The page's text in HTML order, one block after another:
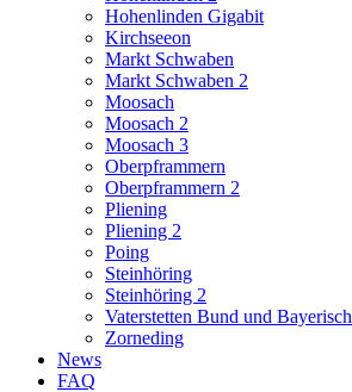
Hohenlinden Gigabit
Kirchseeon
Markt Schwaben
Markt Schwaben 2
Moosach
Moosach 2
Moosach 3
Oberpframmern
Oberpframmern 2
Pliening
Pliening 2
Poing
Steinhöring
Steinhöring 2
Vaterstetten Bund und
Zorneding
News
FAQ